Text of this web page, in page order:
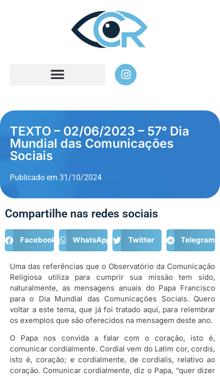
TEXTO – 02/06/2023 – 57° Dia
Mundial das Comunicações
Sociais
Publicado em 31/10/2024
Compartilhe nas redes sociais
Facebook WhatsApp Twitter Telegram
Uma das referências que o Observatório da Comunicação
Religiosa utiliza para cumprir sua missão tem sido,
naturalmente, as mensagens anuais do Papa Francisco
para o Dia Mundial das Comunicações Sociais. Quero
voltar a este tema, que já foi tratado aqui, para relembrar
os exemplos que são oferecidos na mensagem deste ano.
O Papa nos convida a falar com o coração, isto é,
comunicar cordialmente. Cordial vem do Latim cor, cordis,
isto é, coração; e cordialmente, de cordialis, relativo ao
coração. Comunicar cordialmente, diz o Papa, “quer dizer